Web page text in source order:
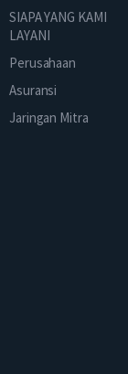
SIAPA YANG KAMI
LAYANI
Perusahaan
Asuransi
Jaringan Mitra